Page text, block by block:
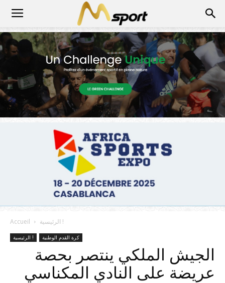
Accueil الرئيسية !
الرئيسية ! كرة القدم الوطنية
الجيش الملكي ينتصر بحصة
عريضة على النادي المكناسي